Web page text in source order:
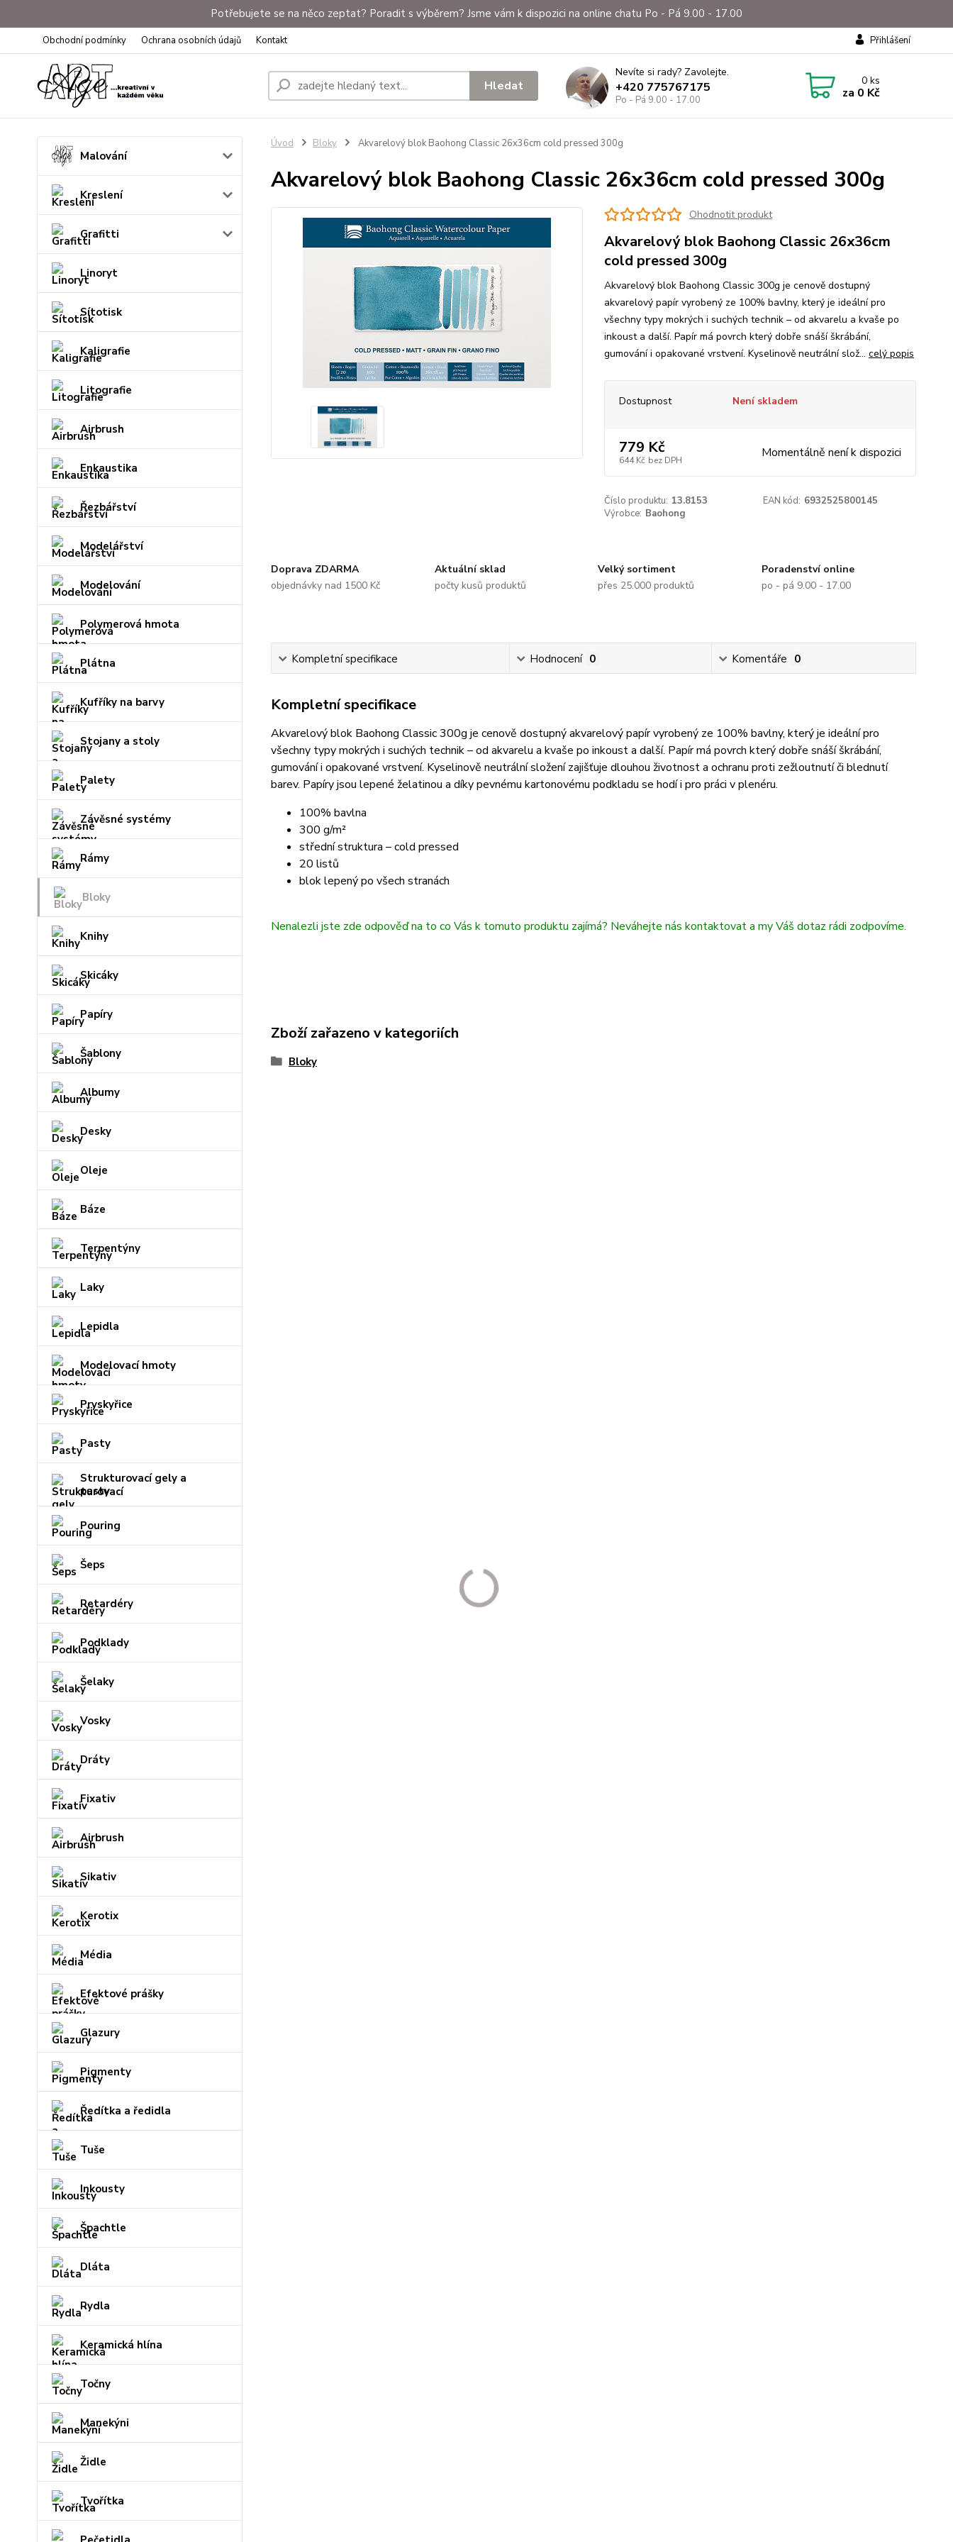
Potřebujete se na něco zeptat? Poradit s výběrem? Jsme vám k dispozici na online chatu Po - Pá 9.00 - 17.00
Obchodní podmínky Ochrana osobních údajů Kontakt Přihlášení
Hledat
Nevíte si rady? Zavolejte.
+420 775767175
Po - Pá 9.00 - 17.00
0ks
za 0 Kč
Malování
Kreslení
Grafitti
Linoryt
Sítotisk
Kaligrafie
Litografie
Airbrush
Enkaustika
Řezbářství
Modelářství
Modelování
Polymerová hmota
Plátna
Kufříky na barvy
Stojany a stoly
Palety
Závěsné systémy
Rámy
Bloky
Knihy
Skicáky
Papíry
Šablony
Albumy
Desky
Oleje
Báze
Terpentýny
Laky
Lepidla
Modelovací hmoty
Pryskyřice
Pasty
Strukturovací gely a
pasty
Pouring
Šeps
Retardéry
Podklady
Šelaky
Vosky
Dráty
Fixativ
Airbrush
Sikativ
Kerotix
Média
Efektové prášky
Glazury
Pigmenty
Ředítka a ředidla
Tuše
Inkousty
Špachtle
Dláta
Rydla
Keramická hlína
Točny
Manekýni
Židle
Tvořítka
Úvod Bloky Akvarelový blok Baohong Classic 26x36cm cold pressed 300g
Akvarelový blok Baohong Classic 26x36cm cold pressed 300g
Ohodnotit produkt
Akvarelový blok Baohong Classic 26x36cm
cold pressed 300g
Akvarelový blok Baohong Classic 300g je cenově dostupný
akvarelový papír vyrobený ze 100% bavlny, který je ideální pro
všechny typy mokrých i suchých technik – od akvarelu a kvaše po
inkoust a další. Papír má povrch který dobře snáší škrábání,
gumování i opakované vrstvení. Kyselinově neutrální slož... celý popis
Dostupnost Není skladem
779 Kč
644 Kč bez DPH Momentálně není k dispozici
Číslo produktu: 13.8153 EAN kód: 6932525800145
Výrobce: Baohong
Doprava ZDARMA
objednávky nad 1500 Kč
Aktuální sklad
počty kusů produktů
Velký sortiment
přes 25.000 produktů
Poradenství online
po - pá 9.00 - 17.00
Kompletní specifikace Hodnocení 0 Komentáře 0
Kompletní specifikace
Akvarelový blok Baohong Classic300g je cenově dostupný akvarelový papír vyrobený ze 100% bavlny, který je ideální pro
všechny typy mokrých i suchých technik – od akvarelu a kvaše po inkoust a další. Papír má povrch který dobře snáší škrábání,
gumování i opakované vrstvení. Kyselinově neutrální složení zajišťuje dlouhou životnost a ochranu proti zežloutnutí či blednutí
barev. Papíry jsou lepené želatinou a díky pevnému kartonovému podkladu se hodí i pro práci v plenéru.
100% bavlna
300 g/m²
střední struktura – cold pressed
20 listů
blok lepený po všech stranách
Nenalezli jste zde odpověď na to co Vás k tomuto produktu zajímá? Neváhejte nás kontaktovat a my Váš dotaz rádi zodpovíme.
Zboží zařazeno v kategoriích
Bloky